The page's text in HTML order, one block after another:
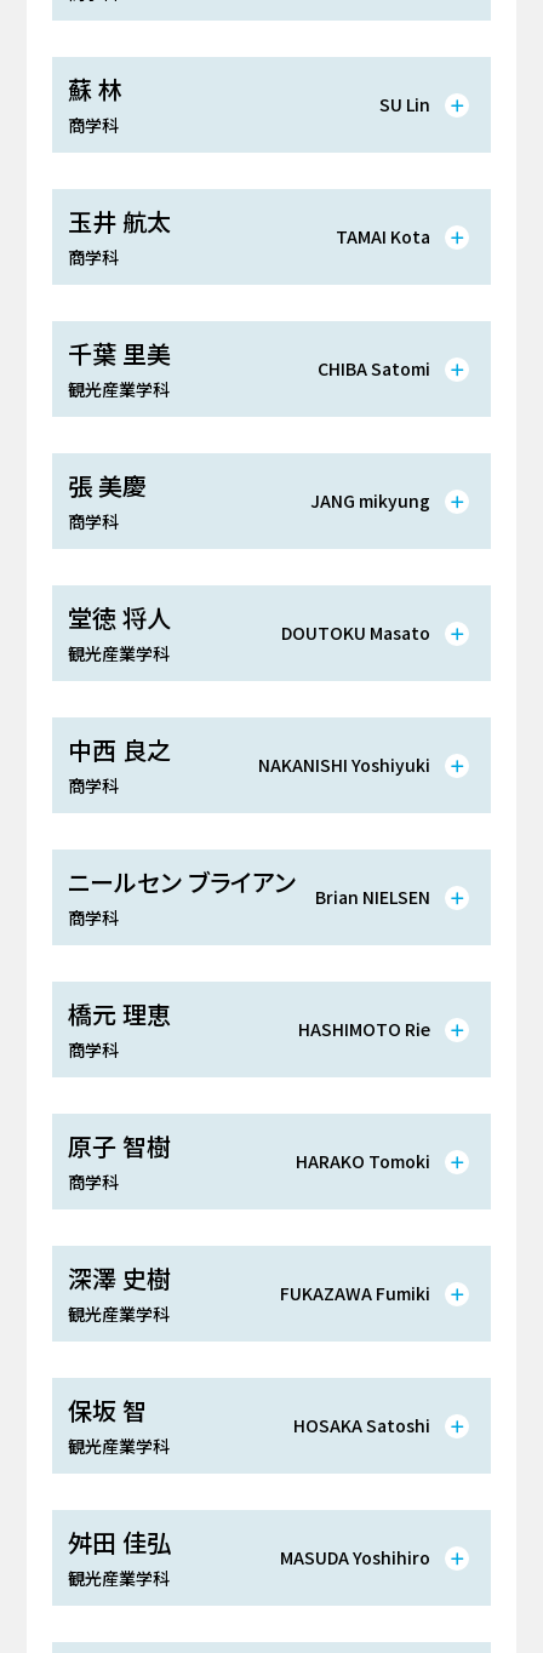
蘇 林
商学科
SU Lin
玉井 航太
商学科
TAMAI Kota
千葉 里美
観光産業学科
CHIBA Satomi
張 美慶
商学科
JANG mikyung
堂徳 将人
観光産業学科
DOUTOKU Masato
中西 良之
商学科
NAKANISHI Yoshiyuki
ニールセン ブライアン
商学科
Brian NIELSEN
橋元 理恵
商学科
HASHIMOTO Rie
原子 智樹
商学科
HARAKO Tomoki
深澤 史樹
観光産業学科
FUKAZAWA Fumiki
保坂 智
観光産業学科
HOSAKA Satoshi
舛田 佳弘
観光産業学科
MASUDA Yoshihiro